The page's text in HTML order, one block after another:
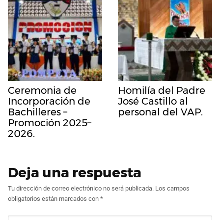
Ceremonia de
Incorporación de
Bachilleres –
Promoción 2025–
2026.
Homilía del Padre
José Castillo al
personal del VAP.
Deja una respuesta
Tu dirección de correo electrónico no será publicada. Los campos
obligatorios están marcados con *